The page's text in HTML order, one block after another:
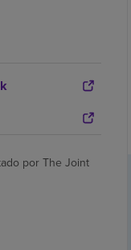
por The Joint